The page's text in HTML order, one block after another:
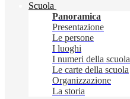
Scuola
Panoramica
Presentazione
Le persone
I luoghi
I numeri della scuola
Le carte della scuola
Organizzazione
La storia